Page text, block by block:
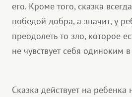
его. Кроме того, сказка
победой добра, а значит, у
преодолеть то зло, которое
не чувствует себя одиноким
Cказка действует на ребенка